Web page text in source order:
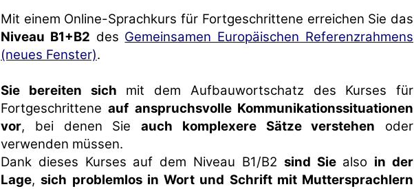
Mit einem Online-Sprachkurs für Fortgeschrittene erreichen Sie das
Niveau B1+B2 des Gemeinsamen Europäischen Referenzrahmens
(neues Fenster).
Sie bereiten sich mit dem Aufbauwortschatz des Kurses für
Fortgeschritteneauf anspruchsvolle Kommunikationssituationen
vor, bei denen Sie auch komplexere Sätze verstehen oder
verwenden müssen.
Dank dieses Kurses auf dem Niveau B1/B2 sind Siealso in der
Lage,sich problemlos in Wort und Schrift mit Muttersprachlern